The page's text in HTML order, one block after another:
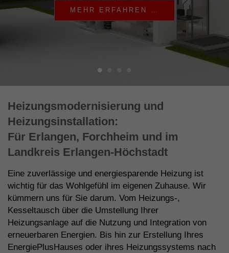
MEHR ERFAHREN …
Heizungsmodernisierung und
Heizungsinstallation:
Für Erlangen, Forchheim und im
Landkreis Erlangen-Höchstadt
Eine zuverlässige und energiesparende Heizung ist
wichtig für das Wohlgefühl im eigenen Zuhause. Wir
kümmern uns für Sie darum. Vom Heizungs-,
Kesseltausch über die Umstellung Ihrer
Heizungsanlage auf die Nutzung und Integration von
erneuerbaren Energien. Bis hin zur Erstellung Ihres
EnergiePlusHauses oder ihres Heizungssystems nach